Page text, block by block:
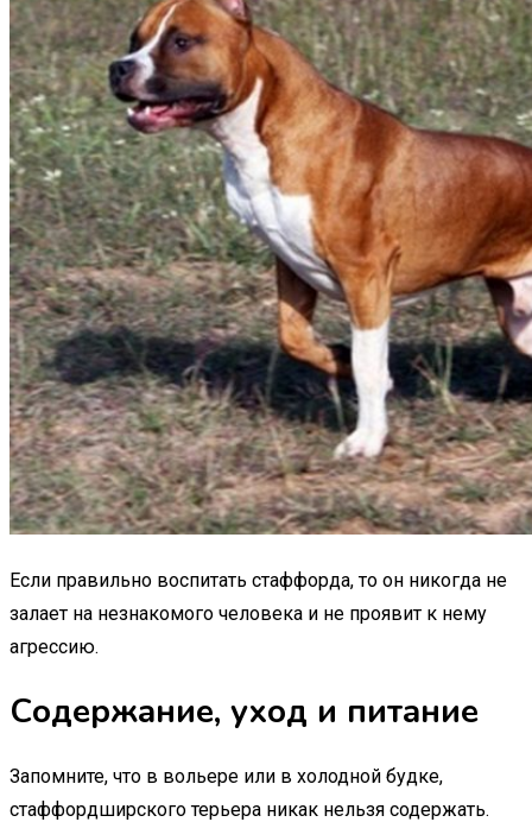
Если правильно воспитать стаффорда, то он никогда не
залает на незнакомого человека и не проявит к нему
агрессию.
Содержание, уход и питание
Запомните, что в вольере или в холодной будке,
стаффордширского терьера никак нельзя содержать.